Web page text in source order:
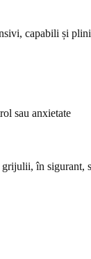
capabili și
sau anxietate
în sigurant,